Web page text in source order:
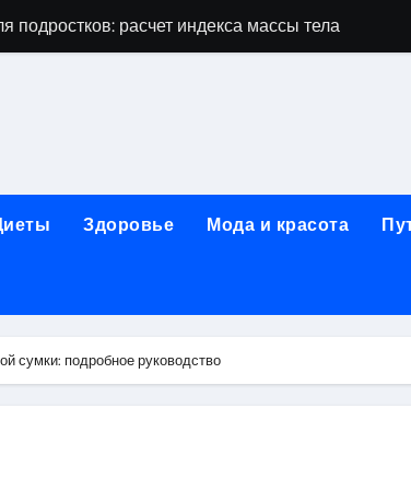
подростков: расчет индекса массы тела и
процедур и показания к лечению
неопределённость устойчивости в
региона: современные подходы, показания и
в салонах красоты
и сибирским городом: варианты маршрутов,
Здоровье Мода и красота
сумки: подробное руководство